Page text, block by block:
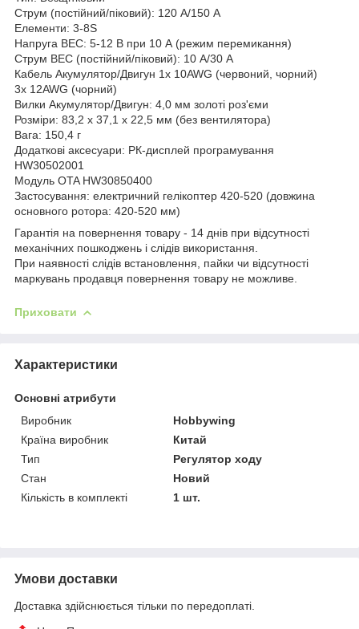
Струм (постійний/піковий): 120 А/150 А
Елементи: 3-8S
Напруга BEC: 5-12 В при 10 А (режим перемикання)
Струм BEC (постійний/піковий): 10 А/30 А
Кабель Акумулятор/Двигун 1x 10AWG (червоний, чорний)
3x 12AWG (чорний)
Вилки Акумулятор/Двигун: 4,0 мм золоті роз'єми
Розміри: 83,2 x 37,1 x 22,5 мм (без вентилятора)
Вага: 150,4 г
Додаткові аксесуари: РК-дисплей програмування
HW30502001
Модуль OTA HW30850400
Застосування: електричний гелікоптер 420-520 (довжина
основного ротора: 420-520 мм)
Гарантія на повернення товару - 14 днів при відсутності
механічних пошкоджень і слідів використання.
При наявності слідів встановлення, пайки чи відсутності
маркувань продавця повернення товару не можливе.
Приховати
Характеристики
Основні атрибути
Виробник
Hobbywing
Країна виробник
Китай
Тип
Регулятор ходу
Стан
Новий
Кількість в комплекті
1 шт.
Умови доставки
Доставка здійснюється тільки по передоплаті.